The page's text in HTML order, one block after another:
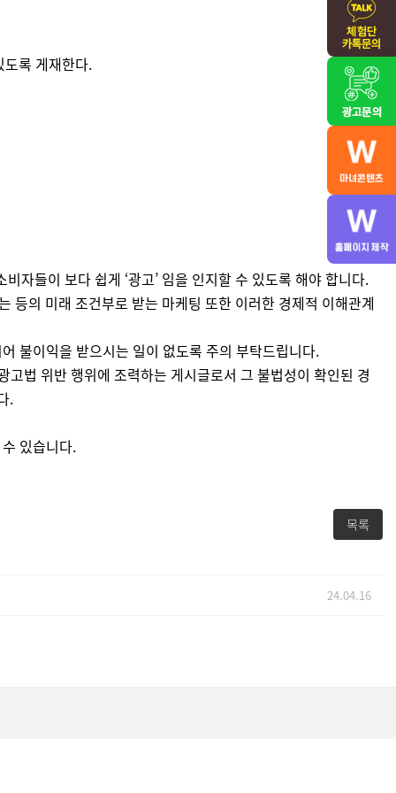
록 게재한다.
자들이 보다 쉽게 ‘광고’ 임을 인지할 수 있도록 해야 합니다.
등의 미래 조건부로 받는 마케팅 또한 이러한 경제적 이해관계
불이익을 받으시는 일이 없도록 주의 부탁드립니다.
법 위반 행위에 조력하는 게시글로서 그 불법성이 확인된 경
.
있습니다.
목록
24.04.16